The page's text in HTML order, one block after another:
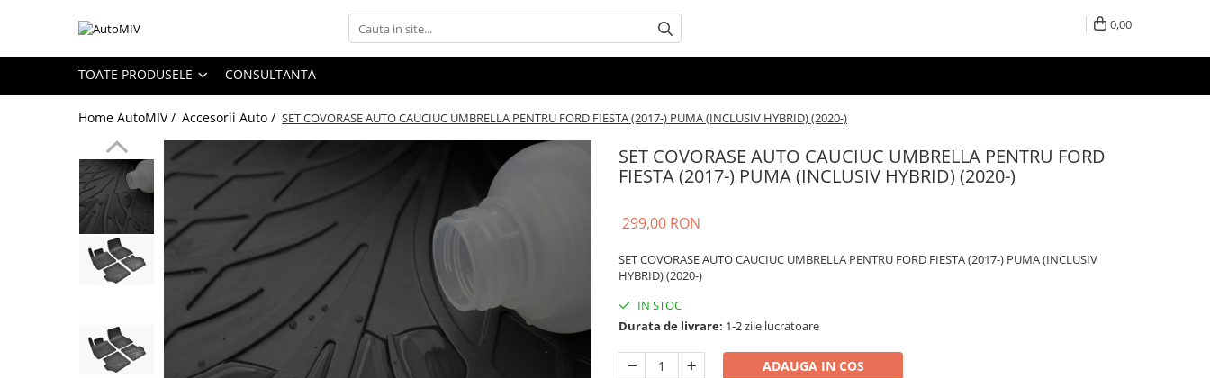
Toate Produsele
Oferta Saptamanii
Bloc Lumini
Butoane Reglare Oglinzi
Seturi Butoane
Butoane Blocare/Deblocare
Buton Portbagaj
Alte Butoane/Comutatoare
0,00
TOATE PRODUSELE CONSULTANTA
Home AutoMIV / Accesorii Auto / SET COVORASE AUTO CAUCIUC UMBRELLA PENTRU FORD FIESTA (2017-) PUMA (INCLUSIV HYBRID) (2020-)
SET COVORASE AUTO CAUCIUC UMBRELLA PENTRU FORD
FIESTA (2017-) PUMA (INCLUSIV HYBRID) (2020-)
299,00 RON
SET COVORASE AUTO CAUCIUC UMBRELLA PENTRU FORD FIESTA (2017-) PUMA (INCLUSIV
HYBRID) (2020-)
IN STOC
Durata de livrare: 1-2 zile lucratoare
ADAUGA IN COS